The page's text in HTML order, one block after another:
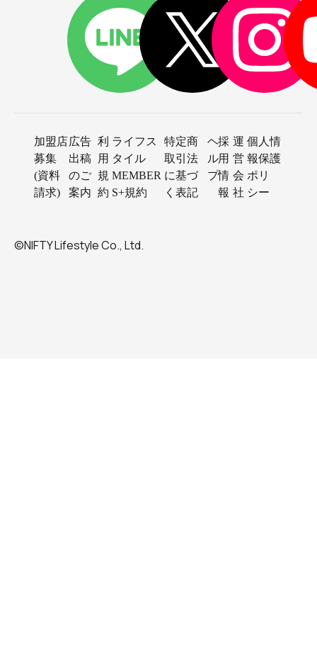
加盟店
募集
(資料
請求)
広告
出稿
のご
案内
利
用
規
約
ライフス
タイル
MEMBER
S+規約
特定商
取引法
に基づ
く表記
ヘ
ル
プ
採
用
情
報
運
営
会
社
個人情
報保護
ポリ
シー
©NIFTY Lifestyle Co., Ltd.